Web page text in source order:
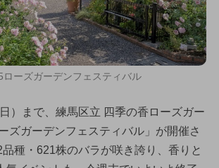
ローズガーデンフェスティバル
）まで、練馬区立 四季の香ローズガー
ズガーデンフェスティバル」が開催さ
種・621株のバラが咲き誇り、香りと